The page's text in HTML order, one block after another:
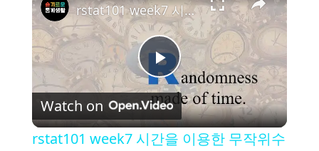
P
l
rstat101 week7 시간을 이용한 무작위수 만들기
Watch on
rstat101 week7 시간을 이용한 무작위수